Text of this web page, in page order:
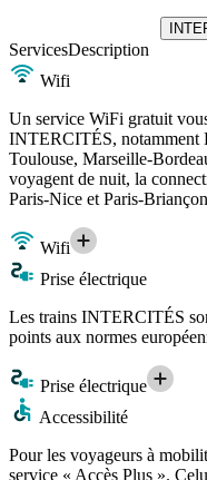
ServicesDescription
Wifi
Un service WiFi gratuit
INTERCITÉS, notamment
Toulouse, Marseille-
voyagent de nuit, la
Paris-Nice et Paris-
Wifi
Prise électrique
Les trains INTERCITÉS
points aux normes
Prise électrique
Accessibilité
Pour les voyageurs à
service « Accès Plus ».